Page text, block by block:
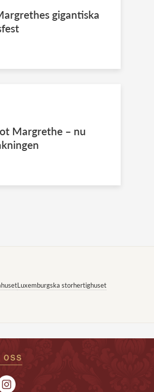
gigantiska
Margrethe – nu
Luxemburgska storhertighuset
OSS